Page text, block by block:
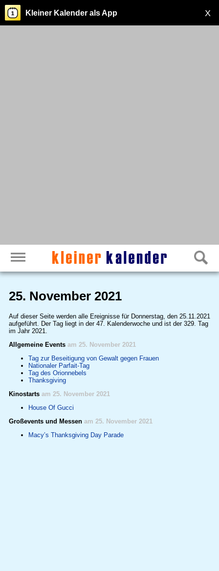
X
Kleiner Kalender als App
25. November 2021
Auf dieser Seite werden alle Ereignisse für Donnerstag, den 25.11.2021
aufgeführt. Der Tag liegt in der 47. Kalenderwoche und ist der 329. Tag
im Jahr 2021.
Allgemeine Events am 25. November 2021
Tag zur Beseitigung von Gewalt gegen Frauen
Nationaler Parfait-Tag
Tag des Orionnebels
Thanksgiving
Kinostarts am 25. November 2021
House Of Gucci
Großevents und Messen am 25. November 2021
Macy’s Thanksgiving Day Parade